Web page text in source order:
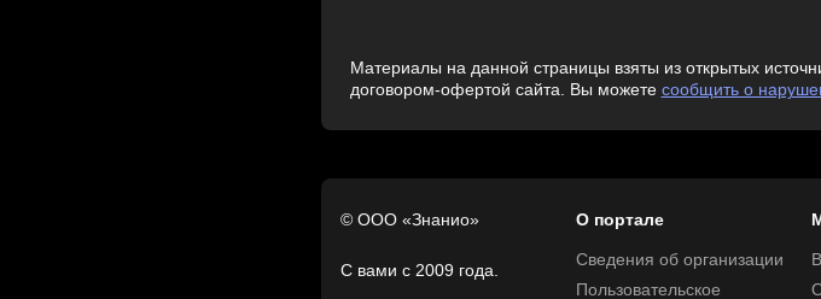
Материалы на данной страницы взяты из открытых
договором-офертой сайта. Вы можете сообщить о
© ООО «Знанио»
С вами с 2009 года.
О портале
Сведения об организации
Пользовательское